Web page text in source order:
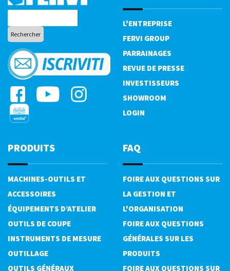
L'ENTREPRISE
FERVI GROUP
PARRAINAGES
REVUE DE PRESSE
INVESTISSEURS
SHOWROOM
LOGIN
PRODUITS
MACHINES-OUTILS ET
ACCESSOIRES
ÉQUIPEMENTS D’ATELIER
OUTILS DE COUPE
INSTRUMENTS DE MESURE
OUTILLAGE
OUTILS GÉNÉRAUX
FAQ
FOIRE AUX QUESTIONS SUR
LA GESTION ET
L'ORGANISATION
FOIRE AUX QUESTIONS
GÉNÉRALES SUR LES
PRODUITS
FOIRE AUX QUESTIONS SUR